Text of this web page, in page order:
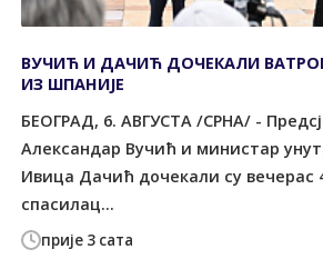
прије 3 сата
ВУЧИЋ И ДАЧИЋ ДОЧЕКАЛИ
ИЗ ШПАНИЈЕ
БЕОГРАД, 6. АВГУСТА /СРНА/ -
Александар Вучић и министар
Ивица Дачић дочекали су вечерас
спасилац...